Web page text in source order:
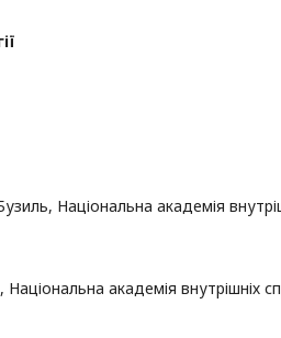
Національна академія
Національна академія внутрішніх